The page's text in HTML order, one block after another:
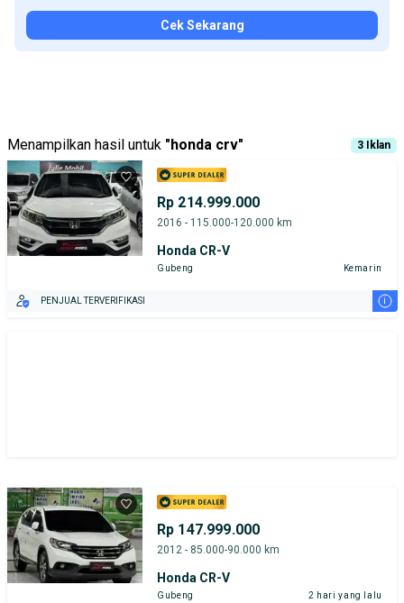
Cek Sekarang
Menampilkan hasil untuk "honda crv" 3 Iklan
Rp 214.999.000
2016 - 115.000-120.000 km
Honda CR-V
Gubeng Kemarin
PENJUAL TERVERIFIKASI i
Rp 147.999.000
2012 - 85.000-90.000 km
Honda CR-V
Gubeng 2 hari yang lalu